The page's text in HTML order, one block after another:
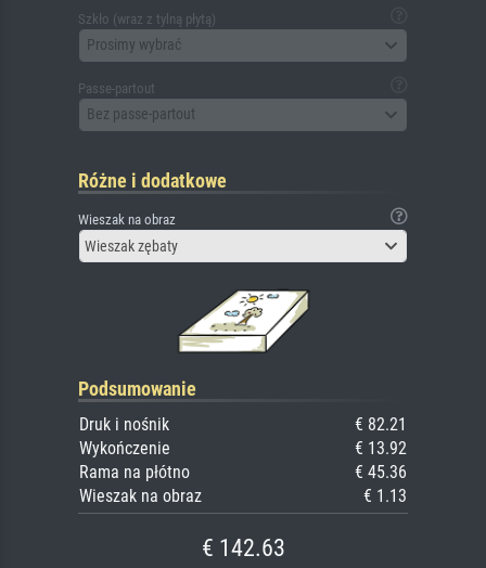
Szkło (wraz z tylną płytą)
Prosimy wybrać
Passe-partout
Bez passe-partout
Różne i dodatkowe
Wieszak na obraz
Wieszak zębaty
Podsumowanie
Druk i nośnik
€ 82.21
Wykończenie
€ 13.92
Rama na płótno
€ 45.36
Wieszak na obraz
€ 1.13
€ 142.63